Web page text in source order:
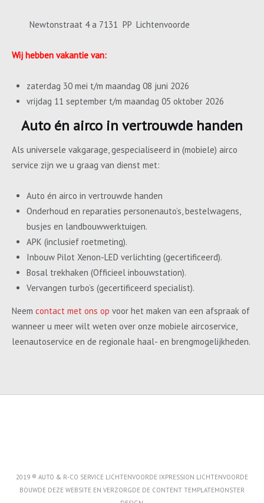
Newtonstraat 4 a 7131 PP Lichtenvoorde
Wij hebben vakantie van:
zaterdag 30 mei t/m maandag 08 juni 2026
vrijdag 11 september t/m maandag 05 oktober 2026
Auto én airco in vertrouwde handen
Als universele vakgarage, gespecialiseerd in (mobiele) airco
service zijn we u graag van dienst met:
Auto én airco in vertrouwde handen
Onderhoud en reparaties personenauto’s, bestelwagens,
busjes en landbouwwerktuigen.
APK (inclusief roetmeting).
Inbouw Pilot Xenon-LED verlichting (gecertificeerd).
Bosal trekhaken (Officieel inbouwstation).
Vervangen turbo’s (gecertificeerd specialist).
Neem contact met ons op voor het maken van een afspraak of
wanneer u meer wilt weten over onze mobiele aircoservice,
leenautoservice en de regionale haal- en brengmogelijkheden.
2019 ® AUTO & R-CO SERVICE LICHTENVOORDE IXPRESSION LICHTENVOORDE
BOUWDE DEZE WEBSITE EN VERZORGDE DE CONTENT TEMPLATEMONSTER